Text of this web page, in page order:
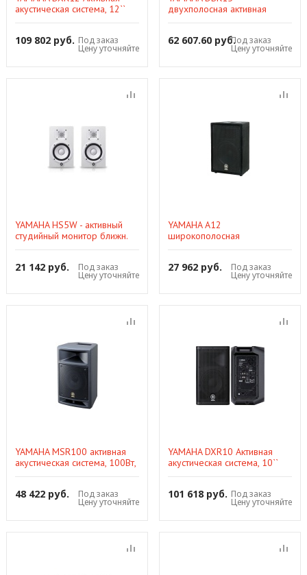
акустическая система, 12``
109 802 руб. Под заказ
Цену уточняйте
двухполосная активная
62 607.60 руб.Под заказ
Цену уточняйте
YAMAHA HS5W - активный
студийный монитор ближн.
21 142 руб. Под заказ
Цену уточняйте
YAMAHA A12
широкополосная
8 Ом
27 962 руб. Под заказ
Цену уточняйте
YAMAHA MSR100 активная
акустическая система, 100Вт,
48 422 руб. Под заказ
Цену уточняйте
YAMAHA DXR10 Активная
акустическая система, 10``
101 618 руб. Под заказ
Цену уточняйте